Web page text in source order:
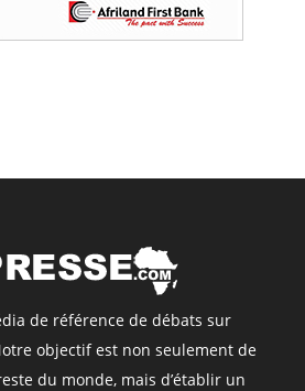
de référence de débats sur
objectif est non seulement de
du monde, mais d’établir un